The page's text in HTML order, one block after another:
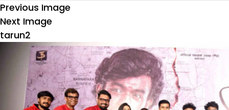
Previous Image
Next Image
tarun2